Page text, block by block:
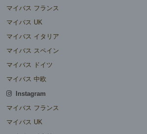
マイバス フランス
マイバス UK
マイバス イタリア
マイバス スペイン
マイバス ドイツ
マイバス 中欧
Instagram
マイバス フランス
マイバス UK